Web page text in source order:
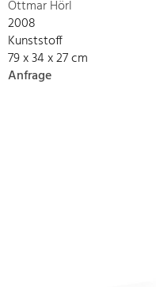
Ottmar Hörl
2008
Kunststoff
79 x 34 x 27 cm
Anfrage